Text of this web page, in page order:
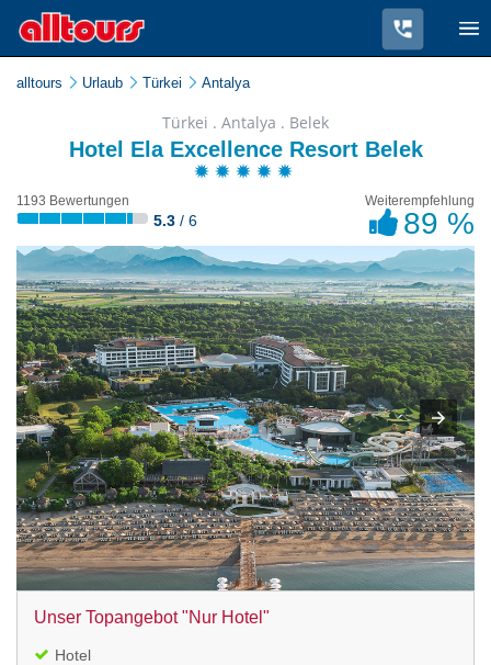
alltours Urlaub Türkei Antalya
Türkei . Antalya . Belek
Hotel Ela Excellence Resort Belek
1193 Bewertungen
5.3 / 6
Weiterempfehlung
89 %
Unser Topangebot "Nur Hotel"
Hotel